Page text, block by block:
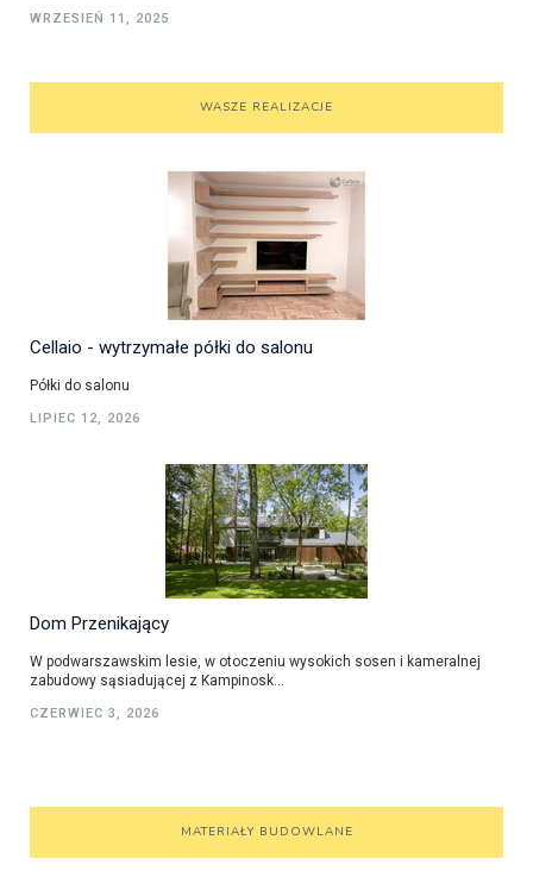
WRZESIEŃ 11, 2025
WASZE REALIZACJE
Cellaio - wytrzymałe półki do salonu
Półki do salonu
LIPIEC 12, 2026
Dom Przenikający
W podwarszawskim lesie, w otoczeniu wysokich sosen i kameralnej
zabudowy sąsiadującej z Kampinosk...
CZERWIEC 3, 2026
MATERIAŁY BUDOWLANE